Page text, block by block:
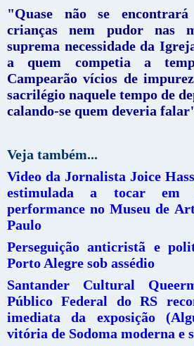
"Quase não se
crianças nem pudor nas
suprema necessidade da
a quem competia a
Campearão vícios de
sacrilégio naquele tempo de
calando-se quem deveria
Veja também...
Video da Jornalista Joice
estimulada a tocar em
performance no Museu de
Paulo
Perseguição anticristã e
Porto Alegre sob assédio
Santander Cultural
Público Federal do RS
imediata da exposição
vitória de Sodoma moderna e